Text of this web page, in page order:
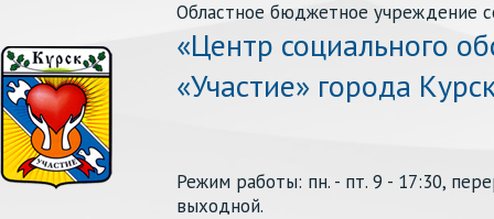
Областное бюджетное учреждение
«Центр социального
«Участие» города
Режим работы: пн. - пт. 9 - 17:30,
выходной.